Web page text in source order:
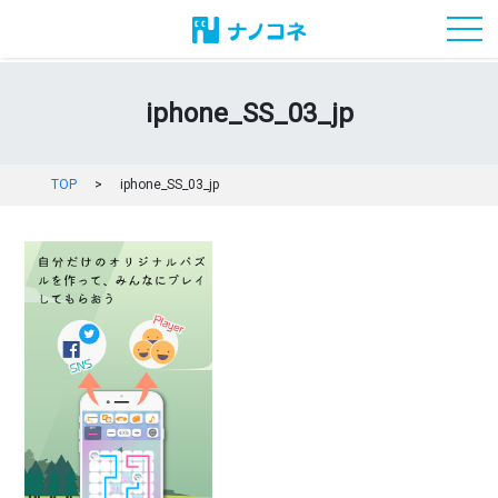
iphone_SS_03_jp
TOP > iphone_SS_03_jp